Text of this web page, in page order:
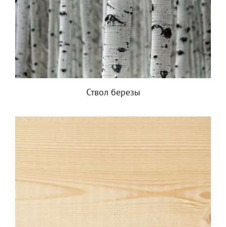
Ствол березы